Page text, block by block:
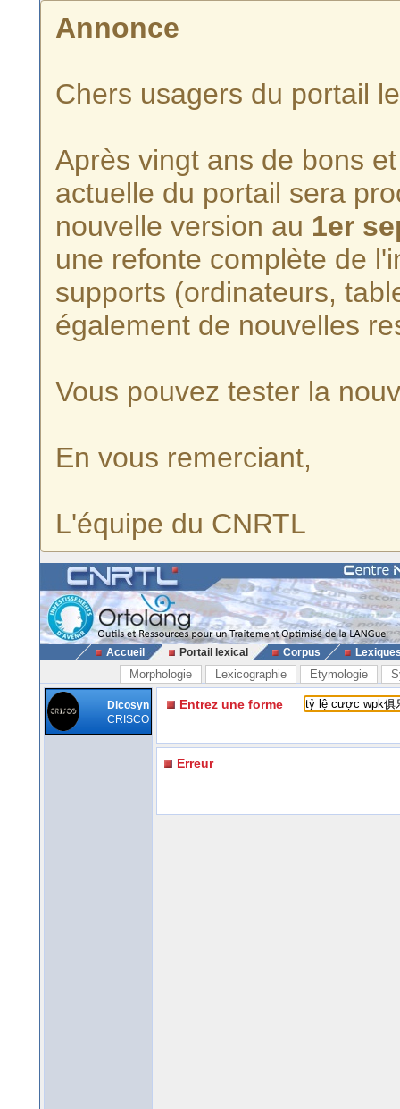
Annonce
Chers usagers du portail
Après vingt ans de bons
actuelle du portail sera
nouvelle version au 1er
une refonte complète de
supports (ordinateurs,
également de nouvelles
Vous pouvez tester la
En vous remerciant,
L'équipe du CNRTL
Accueil Portail lexical Corpus
Morphologie Lexicographie Etymologie
Dicosyn
CRISCO
Entrez une forme
Erreur